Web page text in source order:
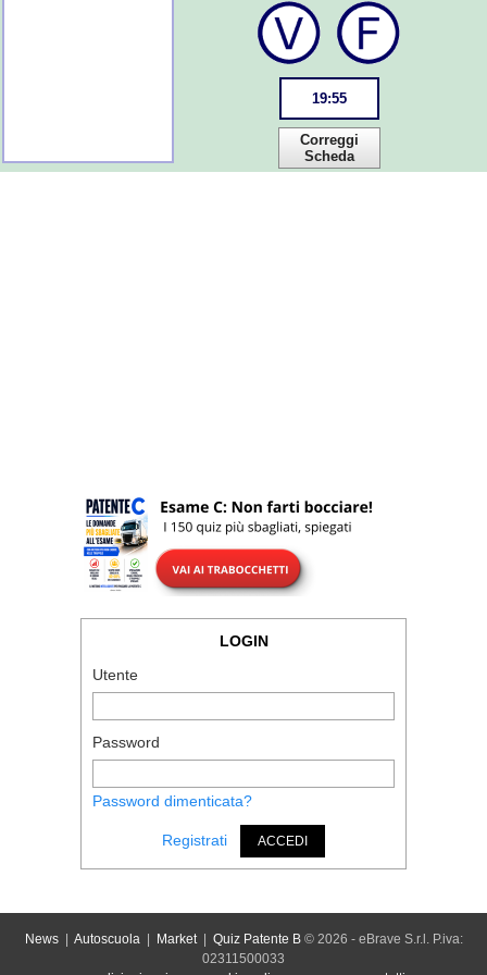
19:55
Correggi
Scheda
LOGIN
Utente
Password
Password dimenticata?
Registrati ACCEDI
News| Autoscuola| Market| Quiz Patente B© 2026 - eBrave S.r.l. P.iva:
02311500033